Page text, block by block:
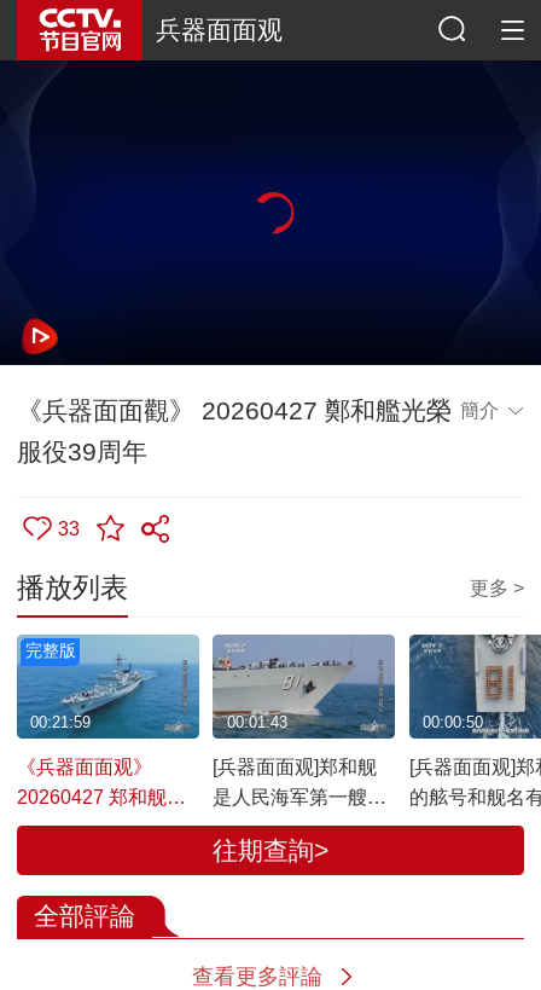
兵器面面观
《兵器面面觀》 20260427 鄭和艦光榮
服役39周年
簡介
33
播放列表 更多 >
完整版
《兵器面面观》
20260427 郑和舰光
荣服役39周年
00:21:59
[兵器面面观]郑和舰
是人民海军第一艘远
洋航海训练舰
00:01:43
[兵器面面观]郑
的舷号和舰名
意？
00:00:50
往期查詢>
全部評論
查看更多評論